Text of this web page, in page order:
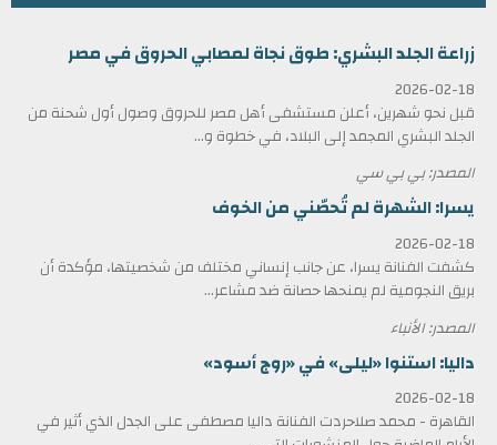
زراعة الجلد البشري: طوق نجاة لمصابي الحروق في مصر
2026-02-18
قبل نحو شهرين، أعلن مستشفى أهل مصر للحروق وصول أول شحنة من
الجلد البشري المجمد إلى البلاد، في خطوة و...
المصدر: بي بي سي
يسرا: الشهرة لم تُحصّني من الخوف
2026-02-18
كشفت الفنانة يسرا، عن جانب إنساني مختلف من شخصيتها، مؤكدة أن
بريق النجومية لم يمنحها حصانة ضد مشاعر...
المصدر: الأنباء
داليا: استنوا «ليلى» في «روج أسود»
2026-02-18
القاهرة - محمد صلاحردت الفنانة داليا مصطفى على الجدل الذي أثير في